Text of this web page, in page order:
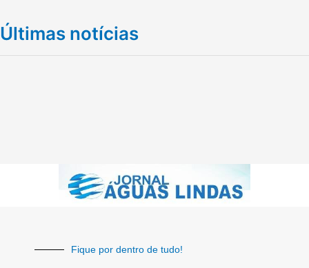
Últimas notícias
Fique por dentro de tudo!